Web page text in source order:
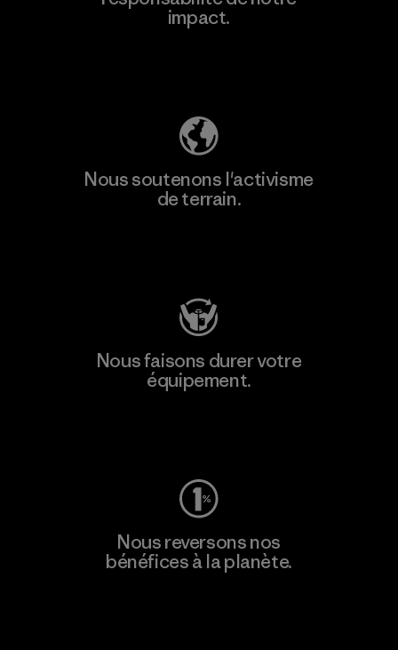
impact.
Nous soutenons l'activisme
de terrain.
Nous faisons durer votre
équipement.
Nous reversons nos
bénéfices à la planète.